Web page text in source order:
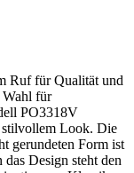
Ruf für Qualität und
Wahl für
PO3318V
stilvollem Look. Die
gerundeten Form ist
Design steht den